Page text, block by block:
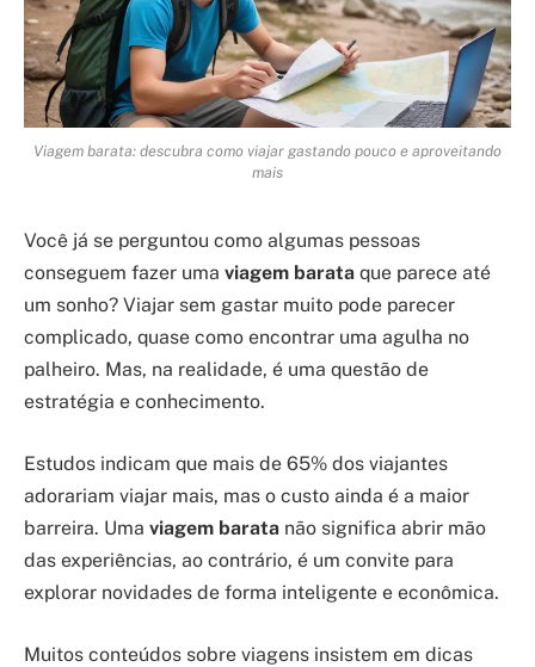
Viagem barata: descubra como viajar gastando pouco e aproveitando
mais
Você já se perguntou como algumas pessoas
conseguem fazer uma viagem barata que parece até
um sonho? Viajar sem gastar muito pode parecer
complicado, quase como encontrar uma agulha no
palheiro. Mas, na realidade, é uma questão de
estratégia e conhecimento.
Estudos indicam que mais de 65% dos viajantes
adorariam viajar mais, mas o custo ainda é a maior
barreira. Uma viagem barata não significa abrir mão
das experiências, ao contrário, é um convite para
explorar novidades de forma inteligente e econômica.
Muitos conteúdos sobre viagens insistem em dicas